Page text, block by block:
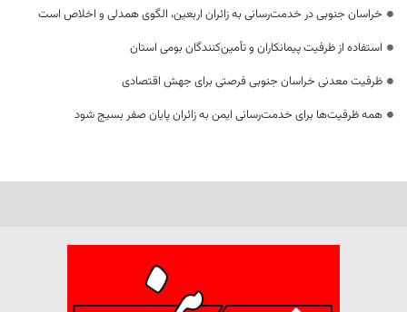
خراسان جنوبی در خدمت‌رسانی به زائران اربعین، الگوی همدلی و اخلاص است
استفاده از ظرفیت پیمانکاران و تأمین‌کنندگان بومی استان
ظرفیت معدنی خراسان جنوبی فرصتی برای جهش اقتصادی
همه ظرفیت‌ها برای خدمت‌رسانی ایمن به زائران پایان صفر بسیج شود